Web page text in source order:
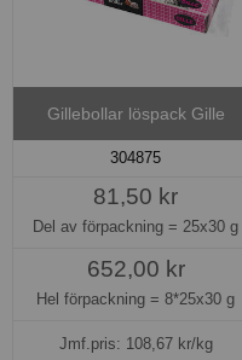
Gillebollar löspack Gille
304875
81,50 kr
Del av förpackning = 25x30 g
652,00 kr
Hel förpackning = 8*25x30 g
Jmf.pris: 108,67kr/kg